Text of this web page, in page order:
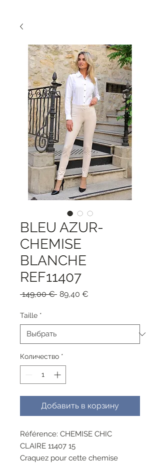
BLEU AZUR-
CHEMISE
BLANCHE
REF11407
149,00 € Обычная
89,40 €
Taille *
Количество *
Добавить в корзину
Référence: CHEMISE CHIC
CLAIRE 11407 15
Craquez pour cette chemise